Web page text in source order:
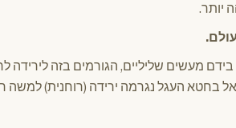
יותר.
בידם מעשים שליליים, הגורמים בזה
בחטא העגל נגרמה ירידה (רוחנית) למשה